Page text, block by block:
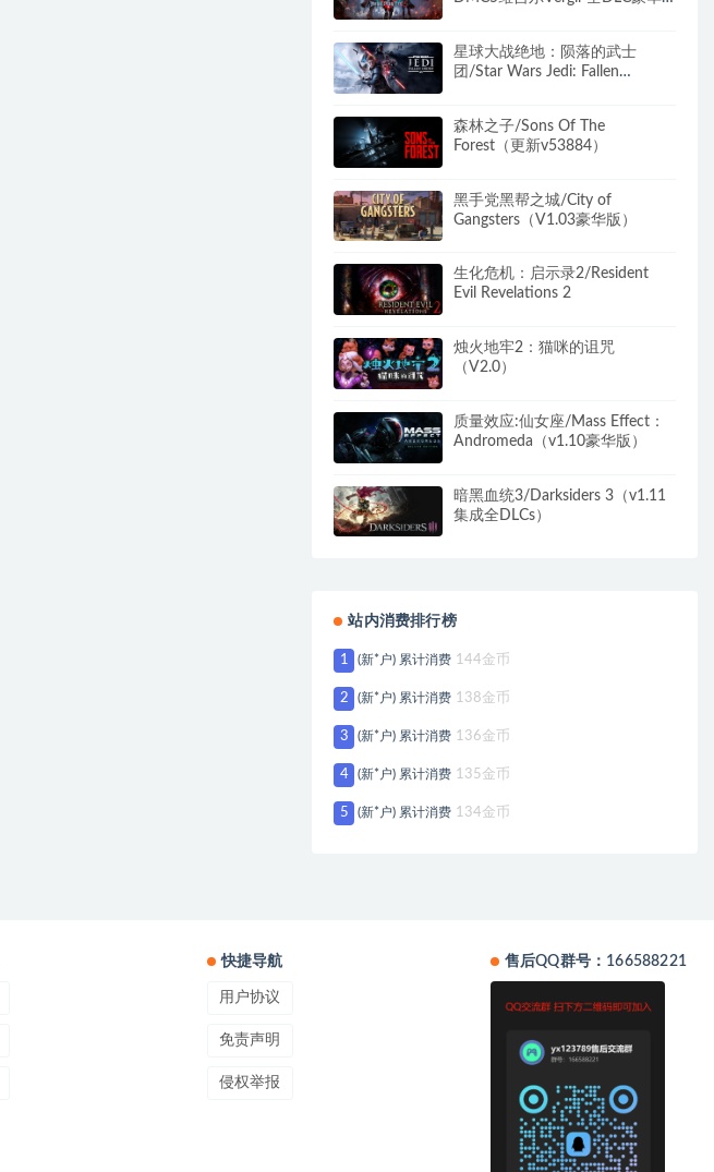
星球大战绝地：陨落的武士
团/Star Wars Jedi: Fallen
森林之子/Sons Of The
Forest（更新v53884）
黑手党黑帮之城/City of
Gangsters（V1.03豪华版）
生化危机：启示录2/Resident
Evil Revelations 2
烛火地牢2：猫咪的诅咒
（V2.0）
质量效应:仙女座/Mass Effect：
Andromeda（v1.10豪华版）
暗黑血统3/Darksiders 3（v1.11
集成全DLCs）
站内消费排行榜
1 (新*户) 累计消费 144金币
2 (新*户) 累计消费 138金币
3 (新*户) 累计消费 136金币
4 (新*户) 累计消费 135金币
5 (新*户) 累计消费 134金币
快捷导航
用户协议
免责声明
侵权举报
售后QQ群号：166588221